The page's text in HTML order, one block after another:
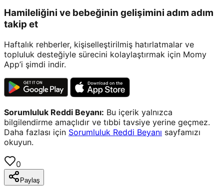
Hamileliğini ve bebeğinin gelişimini adım adım
takip et
Haftalık rehberler, kişiselleştirilmiş hatırlatmalar ve
topluluk desteğiyle sürecini kolaylaştırmak için Momy
App’i şimdi indir.
Sorumluluk Reddi Beyanı: Bu içerik yalnızca
bilgilendirme amaçlıdır ve tıbbi tavsiye yerine geçmez.
Daha fazlası için Sorumluluk Reddi Beyanı sayfamızı
okuyun.
0
Paylaş